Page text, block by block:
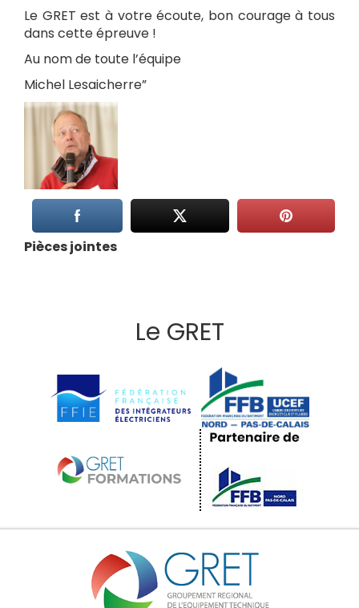
Le GRET est à votre écoute, bon courage à tous
dans cette épreuve !
Au nom de toute l’équipe
Michel Lesaicherre”
Pièces jointes
Le GRET